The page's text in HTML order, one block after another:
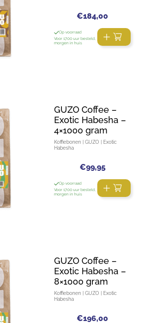
€184,00
Op voorraad
Voor 17:00 uur besteld,
morgen in huis
GUZO Coffee –
Exotic Habesha –
4×1000 gram
Koffiebonen | GUZO | Exotic
Habesha
€99,95
Op voorraad
Voor 17:00 uur besteld,
morgen in huis
GUZO Coffee –
Exotic Habesha –
8×1000 gram
Koffiebonen | GUZO | Exotic
Habesha
€196,00